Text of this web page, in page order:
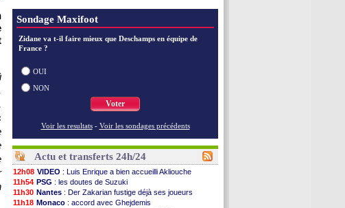
Sondage Maxifoot
Zidane va t-il faire mieux que Deschamps en équipe de
France ?
OUI
NON
Voter
Voir les resultats - Voir les sondages précédents
Actu et transferts 24h/24
12h08 VIDEO : Luis Enrique a bien accueilli Akliouche
11h54 PSG : les doutes de Suzuki
11h30 Nantes : Der Zakarian fustige déjà ses joueurs
11h18 Monaco : accord avec Ghejdemis